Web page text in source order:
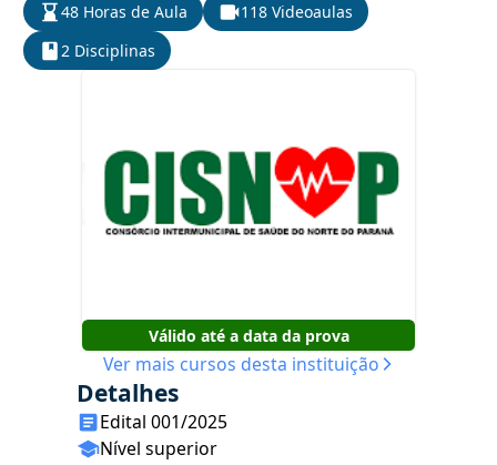
48 Horas de Aula
118 Videoaulas
2 Disciplinas
Válido até a data da prova
Ver mais cursos desta instituição
Detalhes
Edital 001/2025
Nível superior